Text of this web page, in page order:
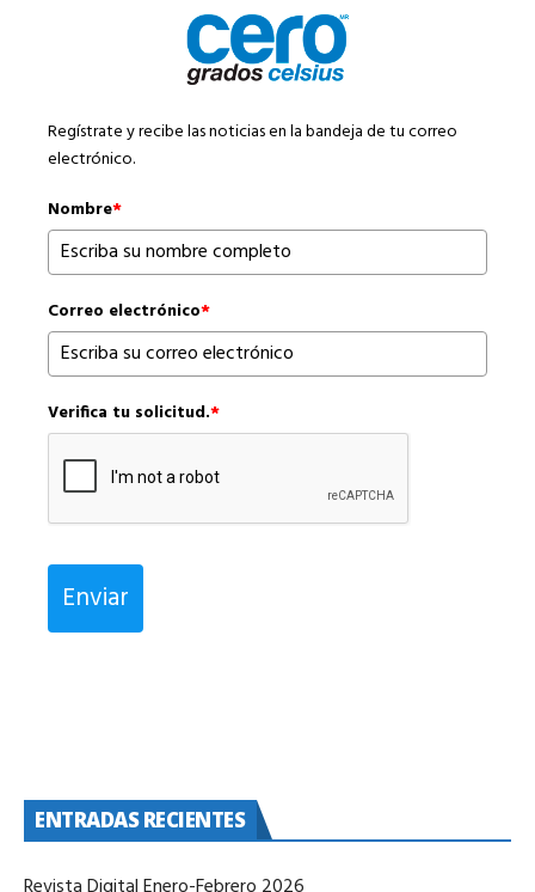
Regístrate y recibe las noticias en la bandeja de tu correo
electrónico.
Nombre*
Correo electrónico*
Verifica tu solicitud.*
Enviar
ENTRADAS RECIENTES